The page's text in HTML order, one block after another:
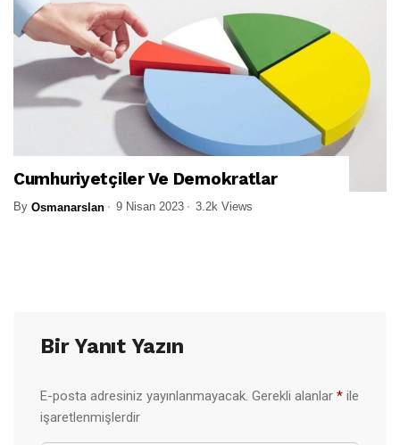
Cumhuriyetçiler Ve Demokratlar
By Osmanarslan 9 Nisan 2023 3.2k Views
Bir Yanıt Yazın
E-posta adresiniz yayınlanmayacak. Gerekli alanlar * ile
işaretlenmişlerdir